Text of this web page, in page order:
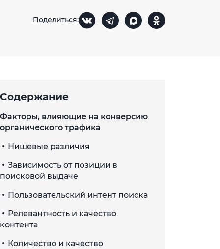
Поделиться:
Содержание
Факторы, влияющие на конверсию
органического трафика
Нишевые различия
Зависимость от позиции в
поисковой выдаче
Пользовательский интент поиска
Релевантность и качество
контента
Количество и качество